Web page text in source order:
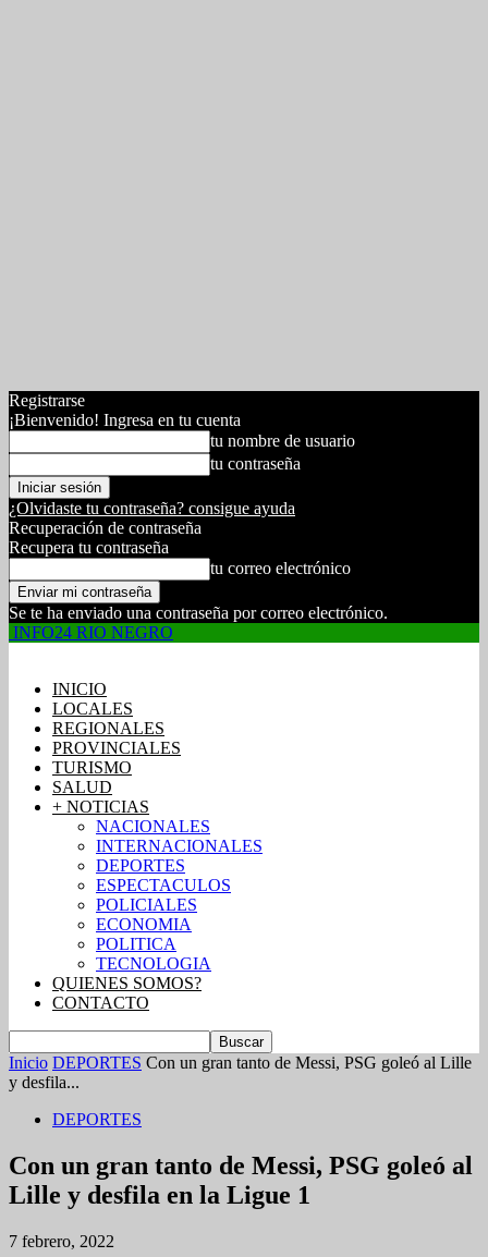
Registrarse
¡Bienvenido! Ingresa en tu cuenta
tu nombre de usuario
tu contraseña
¿Olvidaste tu contraseña? consigue ayuda
Recuperación de contraseña
Recupera tu contraseña
tu correo electrónico
Se te ha enviado una contraseña por correo electrónico.
INFO24 RIO NEGRO
INICIO
LOCALES
REGIONALES
PROVINCIALES
TURISMO
SALUD
+ NOTICIAS
NACIONALES
INTERNACIONALES
DEPORTES
ESPECTACULOS
POLICIALES
ECONOMIA
POLITICA
TECNOLOGIA
QUIENES SOMOS?
CONTACTO
Inicio DEPORTES Con un gran tanto de Messi, PSG goleó al Lille
y desfila...
DEPORTES
Con un gran tanto de Messi, PSG goleó al
Lille y desfila en la Ligue 1
7 febrero, 2022